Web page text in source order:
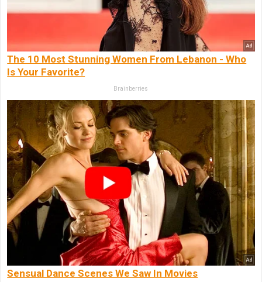
The 10 Most Stunning Women From Lebanon - Who
Is Your Favorite?
Brainberries
Sensual Dance Scenes We Saw In Movies